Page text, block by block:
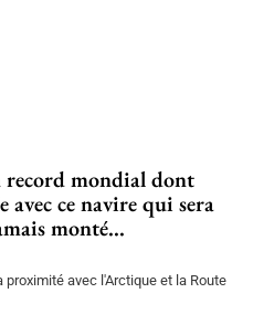
record mondial dont
avec ce navire qui sera
monté...
avec l'Arctique et la Route